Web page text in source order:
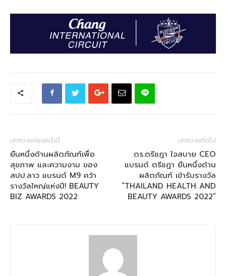
บทความก่อนหน้านี้
ยืนหนึ่งด้านผลิตภัณฑ์เพื่อ
สุขภาพ และความงาม ของ
สปป.ลาว แบรนด์ M9 คว้า
รางวัลใหญ่แห่งปี! BEAUTY
BIZ AWARDS 2022
บทความถัดไป
ดร.ตรีชฎา ใจสบาย CEO
แบรนด์ ตรีชฏา ยืนหนึ่งด้าน
ผลิตภัณฑ์ เข้ารับรางวัล
“THAILAND HEALTH AND
BEAUTY AWARDS 2022”